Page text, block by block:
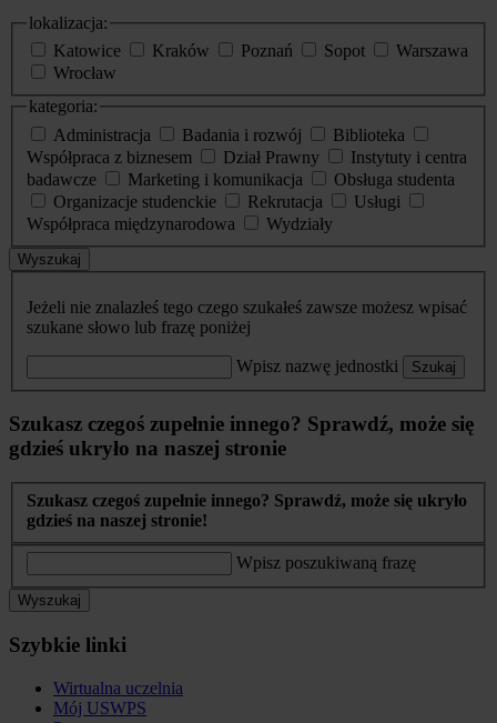
lokalizacja:
Katowice
Kraków Poznań Sopot
Warszawa
Wrocław
kategoria:
Administracja
Badania i rozwój
Biblioteka
Współpraca z biznesem
Dział Prawny
Instytuty i centra
badawcze
Marketing i komunikacja
Obsługa studenta
Organizacje studenckie
Rekrutacja
Usługi
Współpraca międzynarodowa
Wydziały
Wyszukaj
Jeżeli nie znalazłeś tego czego szukałeś zawsze możesz wpisać
szukane słowo lub frazę poniżej
Wpisz nazwę jednostki Szukaj
Szukasz czegoś zupełnie innego? Sprawdź, może się
gdzieś ukryło na naszej stronie
Szukasz czegoś zupełnie innego? Sprawdź, może się ukryło
gdzieś na naszej stronie!
Wpisz poszukiwaną frazę
Wyszukaj
Szybkie linki
Wirtualna uczelnia
Mój USWPS